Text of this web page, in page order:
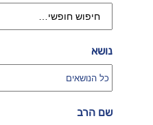
נושא
שם הרב